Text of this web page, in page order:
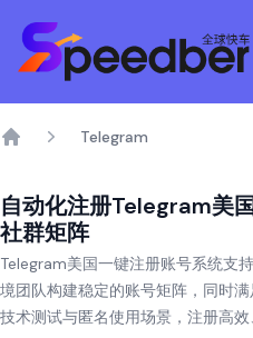
Telegram
自动化注册Telegram美
社群矩阵
Telegram美国一键注册账号系统支
境团队构建稳定的账号矩阵，同时
技术测试与匿名使用场景，注册高效